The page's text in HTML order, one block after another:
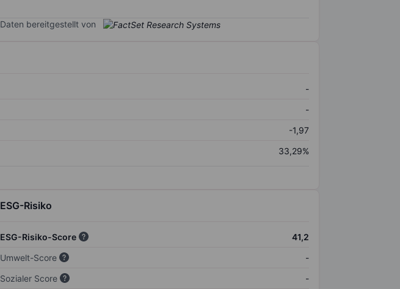
Daten bereitgestellt von
-
-
-1,97
33,29%
ESG-Risiko
ESG-Risiko-Score
41,2
Umwelt-Score
-
Sozialer Score
-